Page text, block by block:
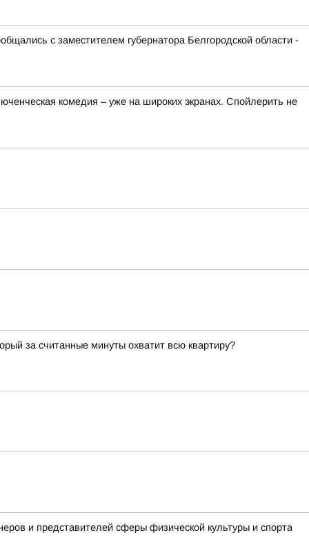
с заместителем губернатора Белгородской области -
комедия – уже на широких экранах. Спойлерить не
за считанные минуты охватит всю квартиру?
и представителей сферы физической культуры и спорта